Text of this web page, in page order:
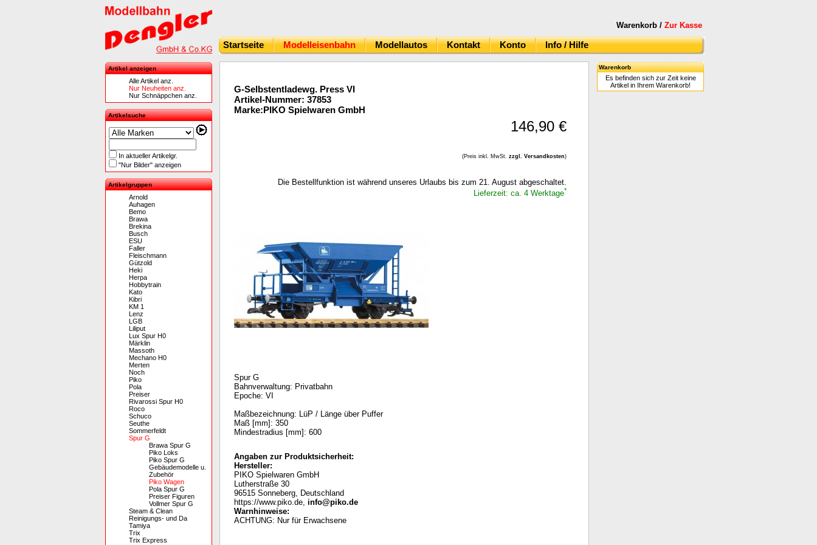
Warenkorb / Zur Kasse
Startseite Modelleisenbahn Modellautos Kontakt Konto Info / Hilfe
Artikel anzeigen
Alle Artikel anz.
Nur Neuheiten anz.
Nur Schnäppchen anz.
Artikelsuche
In aktueller Artikelgr.
"Nur Bilder" anzeigen
Artikelgruppen
Arnold
Auhagen
Bemo
Brawa
Brekina
Busch
ESU
Faller
Fleischmann
Gützold
Heki
Herpa
Hobbytrain
Kato
Kibri
KM 1
Lenz
LGB
Liliput
Lux Spur H0
Märklin
Massoth
Mechano H0
Merten
Noch
Piko
Pola
Preiser
Rivarossi Spur H0
Roco
Schuco
Seuthe
Sommerfeldt
Spur G
Brawa Spur G
Piko Loks
Piko Spur G
Gebäudemodelle u.
Zubehör
Piko Wagen
Pola Spur G
Preiser Figuren
Vollmer Spur G
Steam & Clean
Reinigungs- und Da
Tamiya
Trix
Trix Express
G-Selbstentladewg. Press VI
Artikel-Nummer: 37853
Marke:PIKO Spielwaren GmbH
146,90 €
(Preis inkl. MwSt. zzgl. Versandkosten)
Die Bestellfunktion ist während unseres Urlaubs bis zum 21. August abgeschaltet.
Lieferzeit: ca. 4 Werktage*
Spur G
Bahnverwaltung: Privatbahn
Epoche: VI
Maßbezeichnung: LüP / Länge über Puffer
Maß [mm]: 350
Mindestradius [mm]: 600
Angaben zur Produktsicherheit:
Hersteller:
PIKO Spielwaren GmbH
Lutherstraße 30
96515 Sonneberg, Deutschland
https://www.piko.de, info@piko.de
Warnhinweise:
ACHTUNG: Nur für Erwachsene
Warenkorb
Es befinden sich zur Zeit keine
Artikel in Ihrem Warenkorb!